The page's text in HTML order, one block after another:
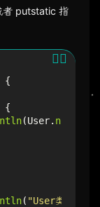
者 putstatic 指
{
{
(User. num
( "User类的初始